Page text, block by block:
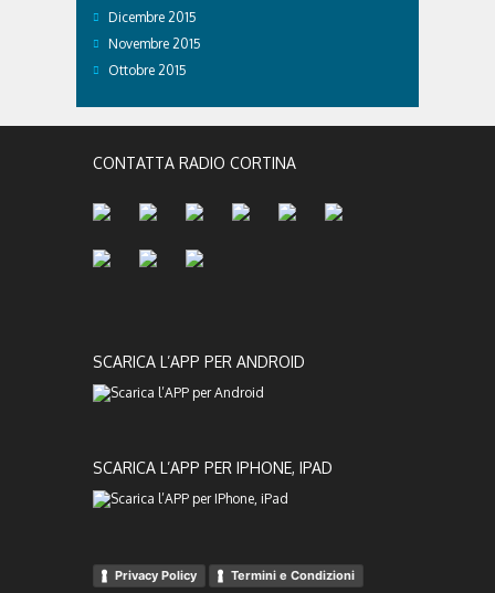
Dicembre 2015
Novembre 2015
Ottobre 2015
CONTATTA RADIO CORTINA
SCARICA L’APP PER ANDROID
SCARICA L’APP PER IPHONE, IPAD
Privacy Policy Termini e Condizioni